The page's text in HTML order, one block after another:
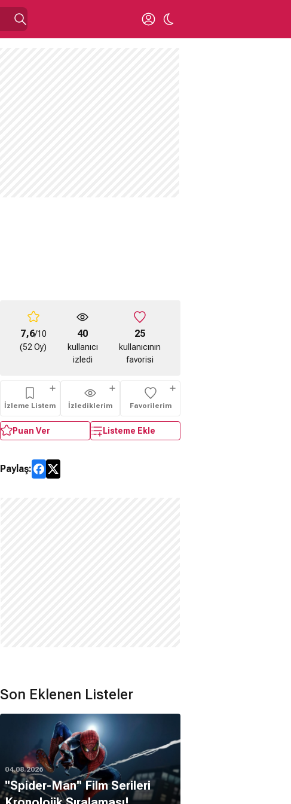
7,6/10
(52 Oy)
40
kullanıcı
izledi
25
kullanıcının
favorisi
İzleme Listem İzlediklerim Favorilerim
Puan Ver Listeme Ekle
Paylaş:
Son Eklenen Listeler
04.08.2026
''Spider-Man'' Film Serileri